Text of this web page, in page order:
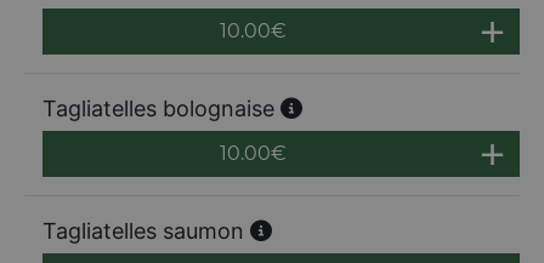
10.00€
Tagliatelles bolognaise
10.00€
Tagliatelles saumon